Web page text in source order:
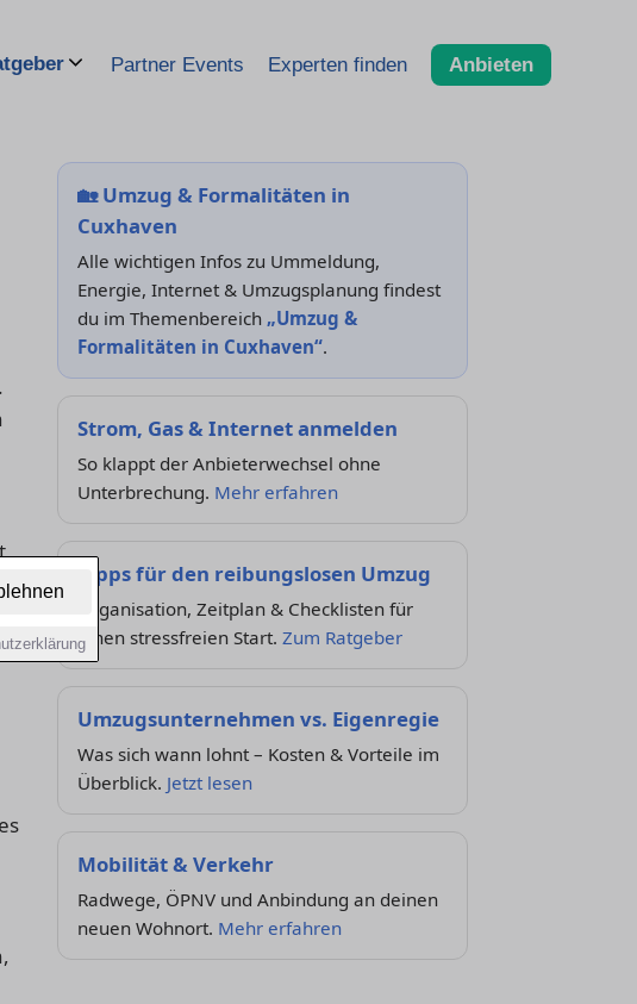
Partner Events Experten finden Anbieten
🏡Umzug & Formalitäten in
Cuxhaven
Alle wichtigen Infos zu Ummeldung,
Energie, Internet & Umzugsplanung findest
du im Themenbereich „Umzug &
Formalitäten in Cuxhaven“.
Strom, Gas & Internet anmelden
So klappt der Anbieterwechsel ohne
Unterbrechung. Mehr erfahren
Tipps für den reibungslosen Umzug
Organisation, Zeitplan & Checklisten für
einen stressfreien Start. Zum Ratgeber
Umzugsunternehmen vs. Eigenregie
Was sich wann lohnt – Kosten & Vorteile im
Überblick. Jetzt lesen
Mobilität & Verkehr
Radwege, ÖPNV und Anbindung an deinen
neuen Wohnort. Mehr erfahren